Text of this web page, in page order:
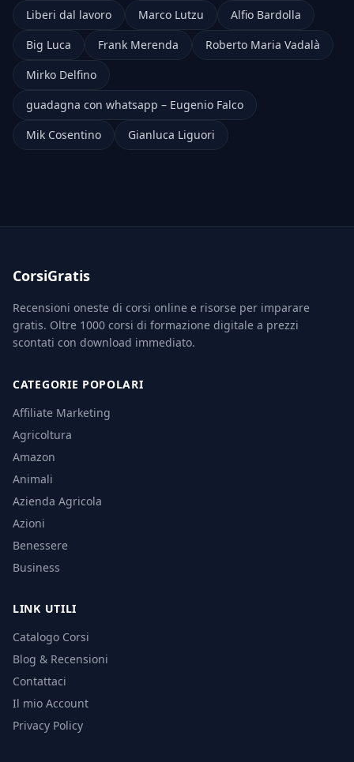
Liberi dal lavoro Marco Lutzu
Alfio Bardolla
Big Luca
Frank Merenda
Roberto Maria Vadalà
Mirko Delfino
guadagna con whatsapp – Eugenio Falco
Mik Cosentino
Gianluca Liguori
CorsiGratis
Recensioni oneste di corsi online e risorse per imparare
gratis. Oltre 1000 corsi di formazione digitale a prezzi
scontati con download immediato.
CATEGORIE POPOLARI
Affiliate Marketing
Agricoltura
Amazon
Animali
Azienda Agricola
Azioni
Benessere
Business
LINK UTILI
Catalogo Corsi
Blog & Recensioni
Contattaci
Il mio Account
Privacy Policy